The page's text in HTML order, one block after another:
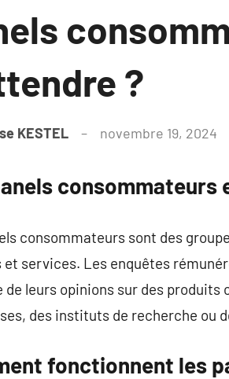
?
KESTEL novembre 19, 2024
consommateurs
consommateurs sont des
services. Les enquêtes
de leurs opinions sur des
des instituts de recherche ou
fonctionnent les